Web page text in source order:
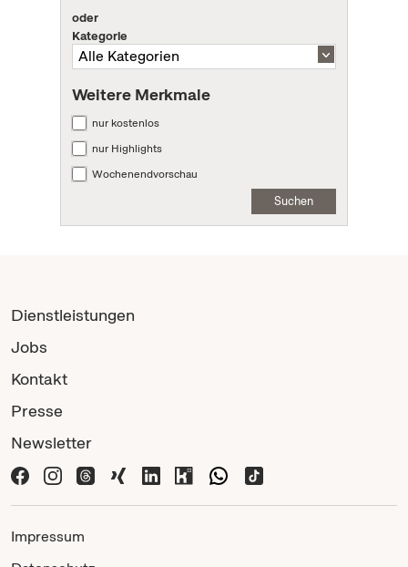
oder
Kategorie
Weitere Merkmale
nur kostenlos
nur Highlights
Wochenendvorschau
Suchen
Dienstleistungen
Jobs
Kontakt
Presse
Newsletter
Impressum